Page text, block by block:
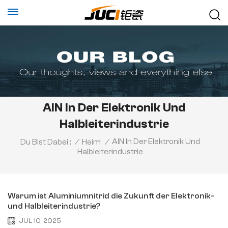
AlN In Der Elektronik Und
Halbleiterindustrie
Du Bist Dabei : / Heim / AlN In Der Elektronik Und
Halbleiterindustrie
Warum ist Aluminiumnitrid die Zukunft der Elektronik-
und Halbleiterindustrie?
JUL 10, 2025